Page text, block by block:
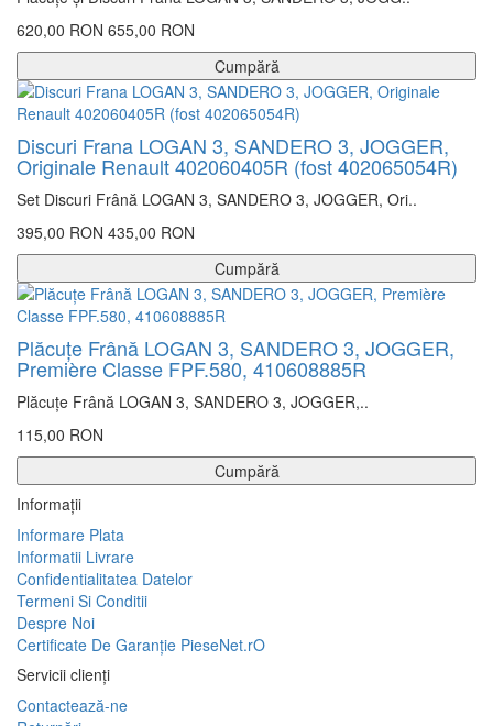
620,00 RON 655,00 RON
Cumpără
Discuri Frana LOGAN 3, SANDERO 3, JOGGER,
Originale Renault 402060405R (fost 402065054R)
Set Discuri Frână LOGAN 3, SANDERO 3, JOGGER, Ori..
395,00 RON 435,00 RON
Cumpără
Plăcuțe Frână LOGAN 3, SANDERO 3, JOGGER,
Première Classe FPF.580, 410608885R
Plăcuțe Frână LOGAN 3, SANDERO 3, JOGGER,..
115,00 RON
Cumpără
Informaţii
Informare Plata
Informatii Livrare
Confidentialitatea Datelor
Termeni Si Conditii
Despre Noi
Certificate De Garanție PieseNet.rO
Servicii clienţi
Contactează-ne